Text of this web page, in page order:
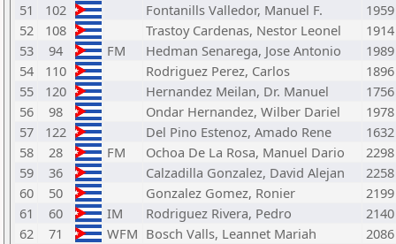
51
102 Fontanills Valledor, Manuel F.
1959
52
108 Trastoy Cardenas, Nestor Leonel
1914
53
94 FM Hedman Senarega, Jose Antonio
1989
54
110 Rodriguez Perez, Carlos
1896
55
120 Hernandez Meilan, Dr. Manuel
1756
56
98 Ondar Hernandez, Wilber Dariel
1978
57
122 Del Pino Estenoz, Amado Rene
1632
58
28 FM Ochoa De La Rosa, Manuel Dario
2298
59
36 Calzadilla Gonzalez, David Alejan
2258
60
50 Gonzalez Gomez, Ronier
2199
61
60 IM Rodriguez Rivera, Pedro
2140
62
71 WFM Bosch Valls, Leannet Mariah
2086